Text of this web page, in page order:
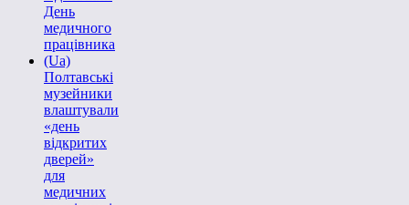
День
медичного
працівника
(Ua)
Полтавські
музейники
влаштували
«день
відкритих
дверей»
для
медичних